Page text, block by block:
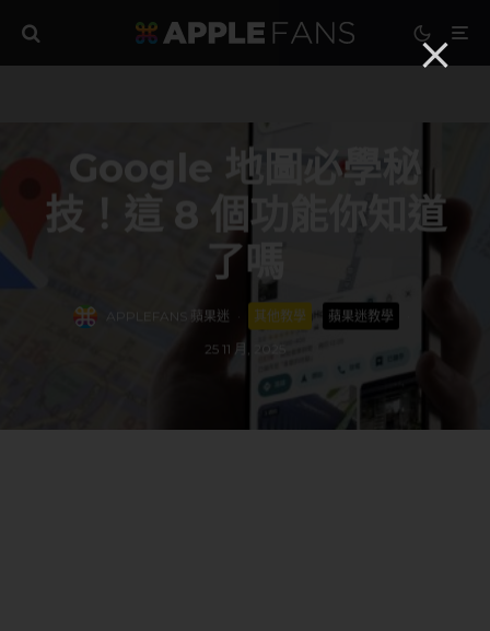
Google 地圖必學秘
技！這 8 個功能你知道
了嗎
APPLEFANS 蘋果迷 其他教學 蘋果迷教學
25 11 月, 2025